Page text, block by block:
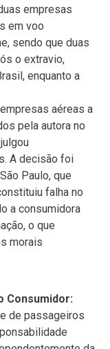
empresas
em voo
sendo que duas
o extravio,
enquanto a
aéreas a
pela autora no
A decisão foi
Paulo, que
falha no
a consumidora
o que
morais
Consumidor:
de passageiros